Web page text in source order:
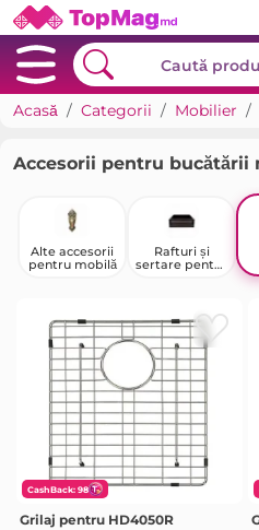
Acasă Categorii Mobilier
Accesorii pentru bucătării
Alte accesorii
pentru mobilă
Rafturi și
sertare pentru
CashBack: 98
Grilaj pentru HD4050R